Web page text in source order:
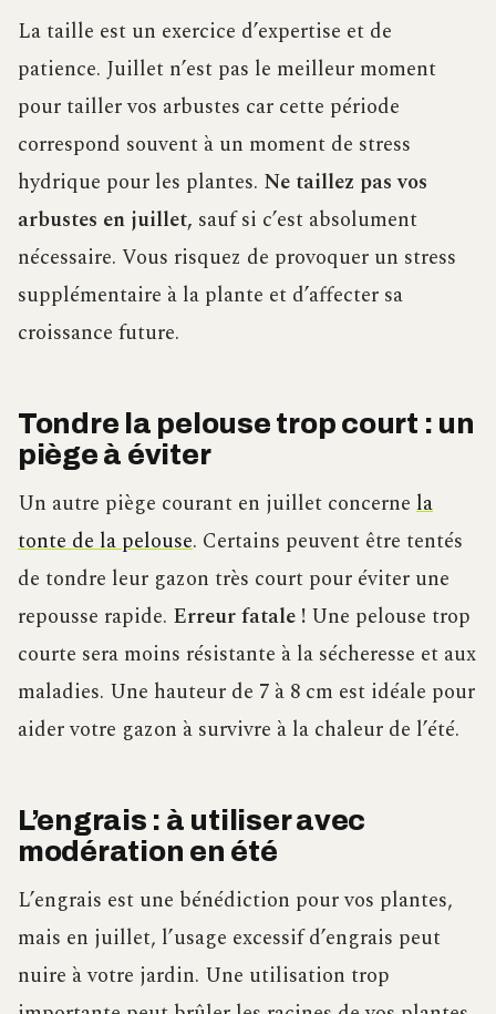
La taille est un exercice d’expertise et de
patience. Juillet n’est pas le meilleur moment
pour tailler vos arbustes car cette période
correspond souvent à un moment de stress
hydrique pour les plantes. Ne taillez pas vos
arbustes en juillet, sauf si c’est absolument
nécessaire. Vous risquez de provoquer un stress
supplémentaire à la plante et d’affecter sa
croissance future.
Tondre la pelouse trop court : un
piège à éviter
Un autre piège courant en juillet concerne la
tonte de la pelouse. Certains peuvent être tentés
de tondre leur gazon très court pour éviter une
repousse rapide. Erreur fatale ! Une pelouse trop
courte sera moins résistante à la sécheresse et aux
maladies. Une hauteur de 7 à 8 cm est idéale pour
aider votre gazon à survivre à la chaleur de l’été.
L’engrais : à utiliser avec
modération en été
L’engrais est une bénédiction pour vos plantes,
mais en juillet, l’usage excessif d’engrais peut
nuire à votre jardin. Une utilisation trop